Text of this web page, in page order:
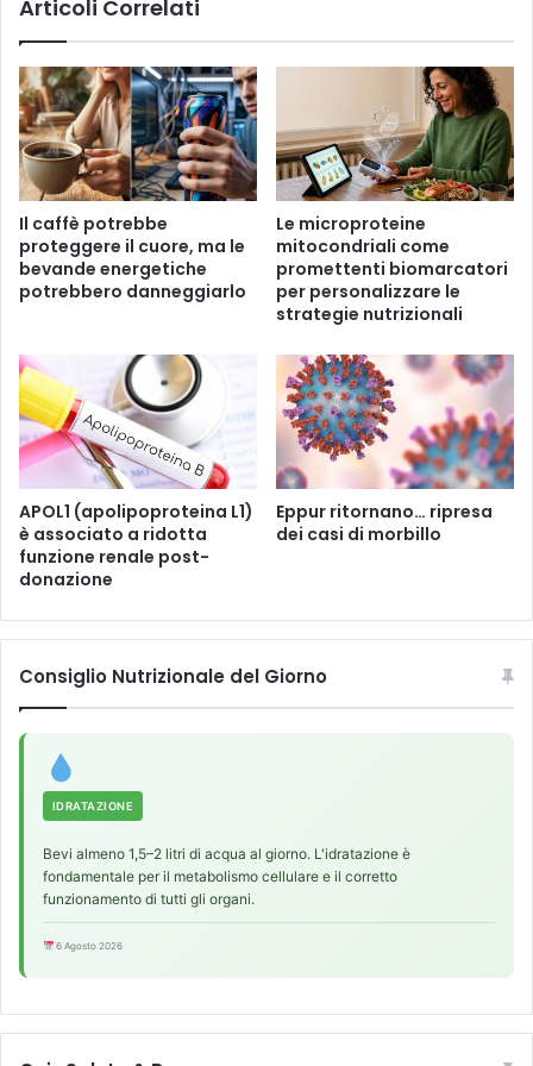
i
g
e
t
a
l
i
u
s
a
r
e
b
e
i
g
a
d
o
d
i
i
d
u
r
l
r
i
t
Articoli Correlati
Il caffè potrebbe
proteggere il cuore, ma le
bevande energetiche
potrebbero danneggiarlo
Le microproteine ​​
mitocondriali come
promettenti biomarcatori
per personalizzare le
strategie nutrizionali
APOL1 (apolipoproteina L1)
è associato a ridotta
funzione renale post-
donazione
Eppur ritornano… ripresa
dei casi di morbillo
Consiglio Nutrizionale del Giorno
IDRATAZIONE
Bevi almeno 1,5–2 litri di acqua al giorno. L'idratazione è
fondamentale per il metabolismo cellulare e il corretto
funzionamento di tutti gli organi.
6 Agosto 2026